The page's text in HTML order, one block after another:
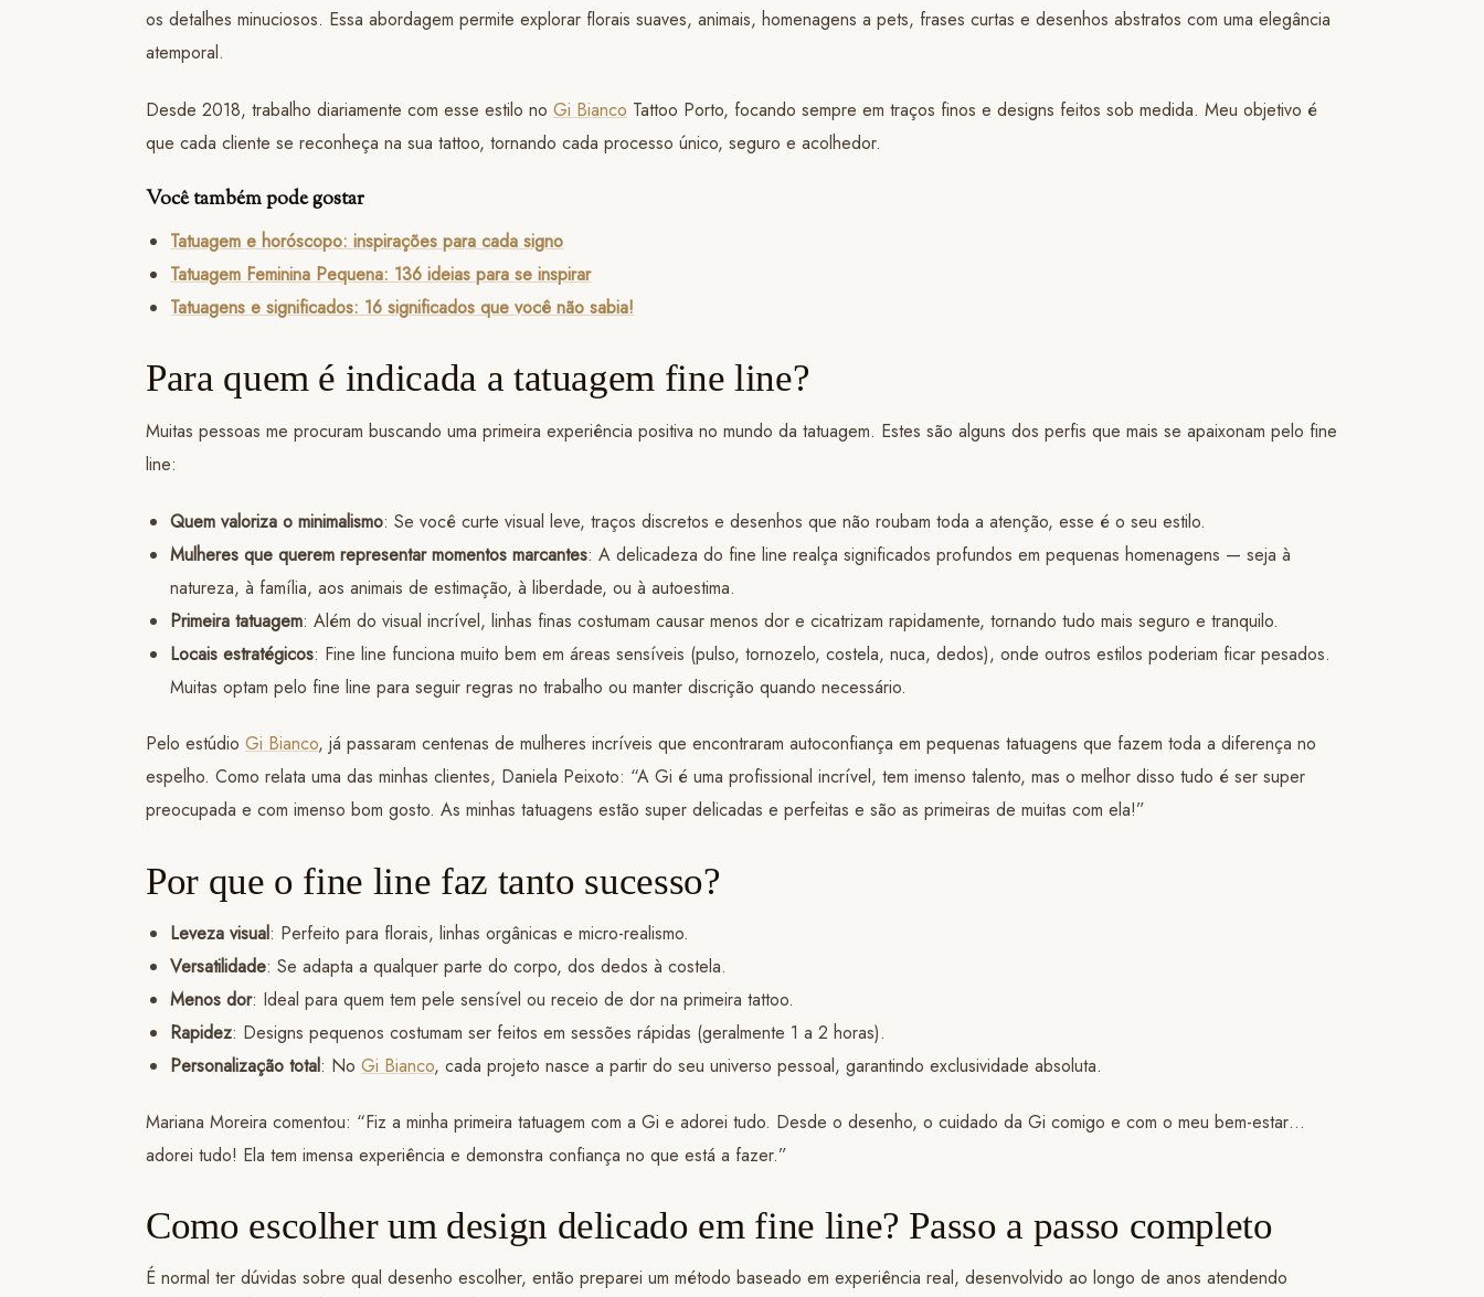
os detalhes minuciosos. Essa abordagem permite explorar florais suaves, animais, homenagens a pets, frases curtas e desenhos abstratos com uma elegância
atemporal.
Desde 2018, trabalho diariamente com esse estilo no Gi Bianco Tattoo Porto, focando sempre em traços finos e designs feitos sob medida. Meu objetivo é
que cada cliente se reconheça na sua tattoo, tornando cada processo único, seguro e acolhedor.
Você também pode gostar
Tatuagem e horóscopo: inspirações para cada signo
Tatuagem Feminina Pequena: 136 ideias para se inspirar
Tatuagens e significados: 16 significados que você não sabia!
Para quem é indicada a tatuagem fine line?
Muitas pessoas me procuram buscando uma primeira experiência positiva no mundo da tatuagem. Estes são alguns dos perfis que mais se apaixonam pelo fine
line:
Quem valoriza o minimalismo: Se você curte visual leve, traços discretos e desenhos que não roubam toda a atenção, esse é o seu estilo.
Mulheres que querem representar momentos marcantes: A delicadeza do fine line realça significados profundos em pequenas homenagens — seja à
natureza, à família, aos animais de estimação, à liberdade, ou à autoestima.
Primeira tatuagem: Além do visual incrível, linhas finas costumam causar menos dor e cicatrizam rapidamente, tornando tudo mais seguro e tranquilo.
Locais estratégicos: Fine line funciona muito bem em áreas sensíveis (pulso, tornozelo, costela, nuca, dedos), onde outros estilos poderiam ficar pesados.
Muitas optam pelo fine line para seguir regras no trabalho ou manter discrição quando necessário.
Pelo estúdio Gi Bianco, já passaram centenas de mulheres incríveis que encontraram autoconfiança em pequenas tatuagens que fazem toda a diferença no
espelho. Como relata uma das minhas clientes, Daniela Peixoto: “A Gi é uma profissional incrível, tem imenso talento, mas o melhor disso tudo é ser super
preocupada e com imenso bom gosto. As minhas tatuagens estão super delicadas e perfeitas e são as primeiras de muitas com ela!”
Por que o fine line faz tanto sucesso?
Leveza visual: Perfeito para florais, linhas orgânicas e micro-realismo.
Versatilidade: Se adapta a qualquer parte do corpo, dos dedos à costela.
Menos dor: Ideal para quem tem pele sensível ou receio de dor na primeira tattoo.
Rapidez: Designs pequenos costumam ser feitos em sessões rápidas (geralmente 1 a 2 horas).
Personalização total: NoGi Bianco, cada projeto nasce a partir do seu universo pessoal, garantindo exclusividade absoluta.
Mariana Moreira comentou: “Fiz a minha primeira tatuagem com a Gi e adorei tudo. Desde o desenho, o cuidado da Gi comigo e com o meu bem-estar…
adorei tudo! Ela tem imensa experiência e demonstra confiança no que está a fazer.”
Como escolher um design delicado em fine line? Passo a passo completo
É normal ter dúvidas sobre qual desenho escolher, então preparei um método baseado em experiência real, desenvolvido ao longo de anos atendendo